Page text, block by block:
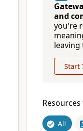
and
you're
leaving
Start
All